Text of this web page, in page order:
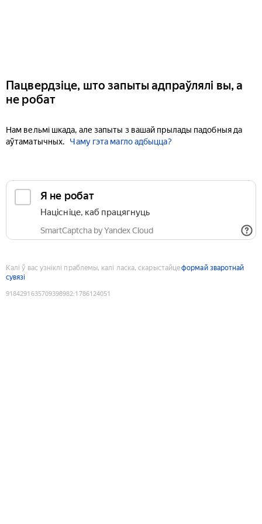
Пацвердзіце, што запыты адпраўлялі вы, а
не робат
Нам вельмі шкада, але запыты з вашай прылады падобныя да
аўтаматычных.
Чаму гэта магло адбыцца?
Я не робат
Націсніце, каб працягнуць
SmartCaptcha by Yandex Cloud
Калі ў вас узніклі праблемы, калі ласка, скарыстайцеформай зваротнай
сувязі
9184291635709398982:1786124051